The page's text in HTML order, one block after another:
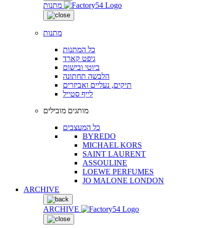
מתנות
מתנות
כל המתנות
גיפט קארד
ביוטי ובישום
הלבשה תחתונה
תיקים, נעליים ואביזרים
לייף סטייל
מותגים מובילים
כל המעצבים
BYREDO
MICHAEL KORS
SAINT LAURENT
ASSOULINE
LOEWE PERFUMES
JO MALONE LONDON
ARCHIVE
ARCHIVE